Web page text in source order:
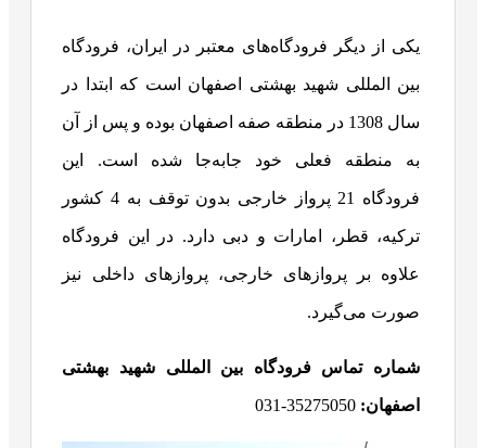
یکی از دیگر فرودگاه‌های معتبر در ایران، فرودگاه
بین المللی شهید بهشتی اصفهان است که ابتدا در
سال 1308 در منطقه صفه اصفهان بوده و پس از آن
به منطقه فعلی خود جابه‌جا شده است. این
فرودگاه 21 پرواز خارجی بدون توقف به 4 کشور
ترکیه، قطر، امارات و دبی دارد. در این فرودگاه
علاوه بر پروازهای خارجی، پروازهای داخلی نیز
صورت می‌گیرد.
شماره تماس فرودگاه بین المللی شهید بهشتی
اصفهان: